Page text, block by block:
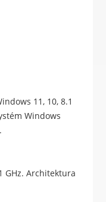
11, 10, 8.1
Windows
GHz. Architektura